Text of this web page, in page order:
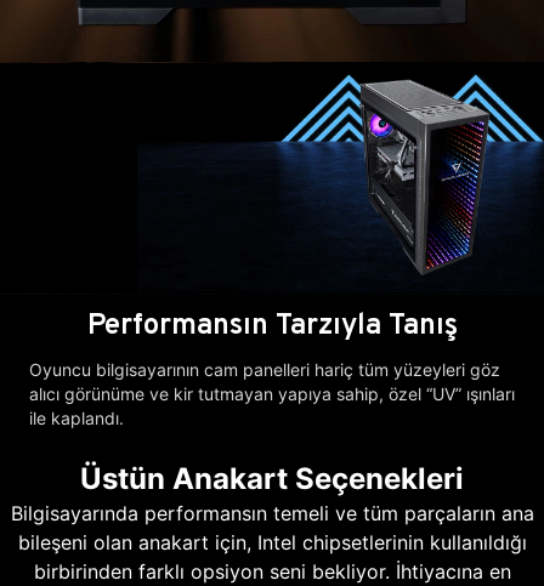
Performansın Tarzıyla Tanış
Oyuncu bilgisayarının cam panelleri hariç tüm yüzeyleri göz
alıcı görünüme ve kir tutmayan yapıya sahip, özel “UV” ışınları
ile kaplandı.
Üstün Anakart Seçenekleri
Bilgisayarında performansın temeli ve tüm parçaların ana
bileşeni olan anakart için, Intel chipsetlerinin kullanıldığı
birbirinden farklı opsiyon seni bekliyor. İhtiyacına en